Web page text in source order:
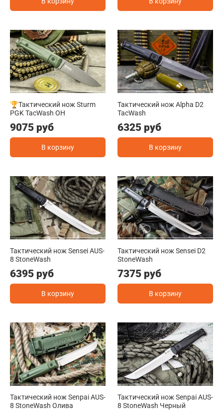
🏆Тактический нож Sturm
PGK TacWash OH
9075 руб
В корзину
Тактический нож Alpha D2
TacWash
6325 руб
В корзину
Тактический нож Sensei AUS-
8 StoneWash
6395 руб
В корзину
Тактический нож Sensei D2
StoneWash
7375 руб
В корзину
Тактический нож Senpai AUS-
8 StoneWash Олива
Тактический нож Senpai AUS-
8 StoneWash Черный